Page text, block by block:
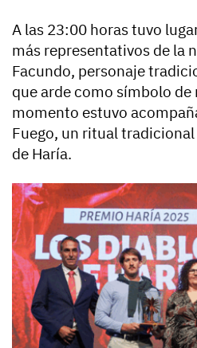
A las 23:00 horas tuvo
más representativos de la
Facundo, personaje
que arde como símbolo de
momento estuvo
Fuego, un ritual
de Haría.